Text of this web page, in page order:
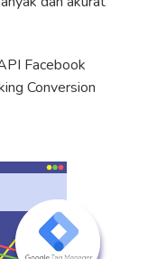
Facebook
Conversion